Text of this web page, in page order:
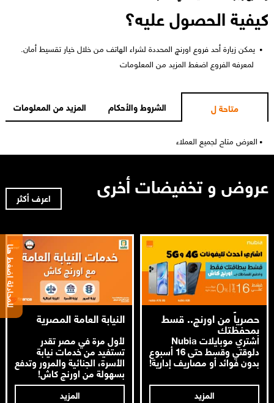
كيفية الحصول عليه؟
يمكن زيارة أحد فروع اورنچ المحددة لشراء الهاتف من خلال خيار تقسيط أمان.
لمعرفه الفروع اضغط المزيد من المعلومات
متاحة ل الشروط والأحكام المزيد من المعلومات
العرض متاح لجميع العملاء
عروض و تخفيضات أخرى اعرف أكثر
حصرياً من اورنچ.. قسط
بمحفظتك
اشتري موبايلات Nubia
دلوقتي وقسط حتى 16 أسبوع
بدون فوائد أو مصاريف إدارية!
المزيد
النيابة العامة المصرية
لأول مرة في مصر تقدر
تستفيد من خدمات نيابة
الأسرة، الجنائية والمرور وتدفع
بسهولة من اورنچ كاش!
المزيد
للمحادثة اضغط هنا